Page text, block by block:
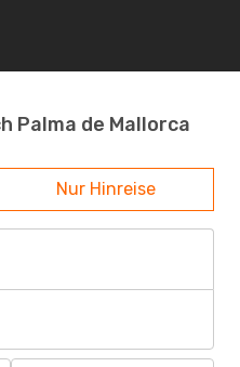
Palma de Mallorca
Nur Hinreise